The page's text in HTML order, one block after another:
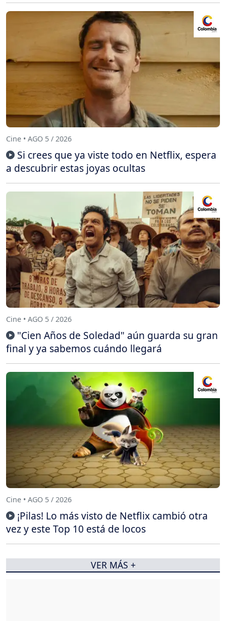
Cine • AGO 5 / 2026
Si crees que ya viste todo en Netflix, espera
a descubrir estas joyas ocultas
Cine • AGO 5 / 2026
"Cien Años de Soledad" aún guarda su gran
final y ya sabemos cuándo llegará
Cine • AGO 5 / 2026
¡Pilas! Lo más visto de Netflix cambió otra
vez y este Top 10 está de locos
VER MÁS +